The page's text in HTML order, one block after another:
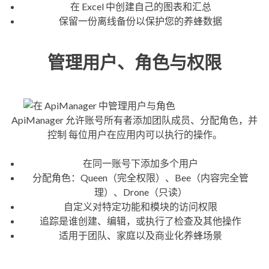
在 Excel 中创建自己的图表和汇总
保留一份离线备份以保护您的养蜂数据
管理用户、角色与权限
ApiManager 允许账号所有者添加团队成员、分配角色，并
控制 每位用户在应用内可以执行的操作。
在同一账号下添加多个用户
分配角色：Queen（完全权限）、Bee（内容完全管
理）、Drone（只读）
自定义对特定功能和模块的访问权限
追踪是谁创建、编辑，或执行了检查及其他操作
适用于团队、家庭以及商业化养蜂场景